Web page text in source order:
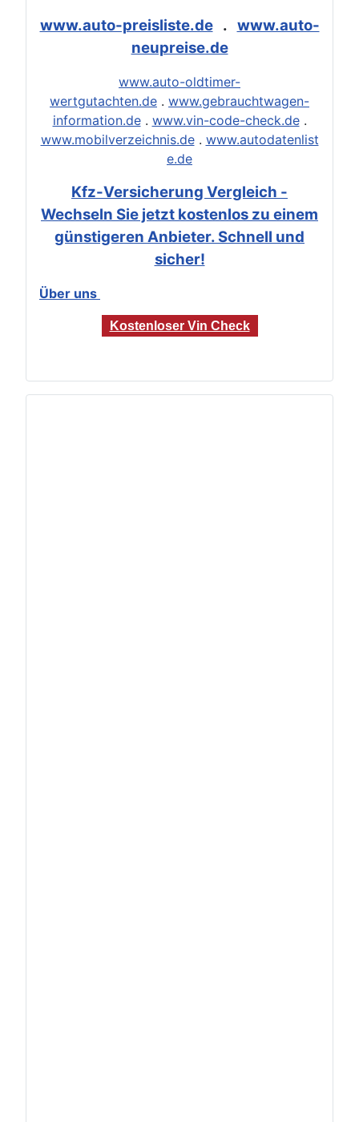
www.auto-preisliste.de. www.auto-
neupreise.de
www.auto-oldtimer-
wertgutachten.de . www.gebrauchtwagen-
information.de. www.vin-code-check.de.
www.mobilverzeichnis.de. www.autodatenlist
e.de
Kfz-Versicherung Vergleich -
Wechseln Sie jetzt kostenlos zu einem
günstigeren Anbieter. Schnell und
sicher!
Über uns
Kostenloser Vin Check